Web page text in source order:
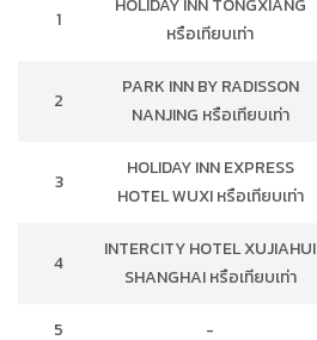
1
HOLIDAY INN TONGXIANG
หรือเทียบเท่า
2
PARK INN BY RADISSON
NANJING หรือเทียบเท่า
3
HOLIDAY INN EXPRESS
HOTEL WUXI หรือเทียบเท่า
4
INTERCITY HOTEL XUJIAHUI
SHANGHAI หรือเทียบเท่า
5 -